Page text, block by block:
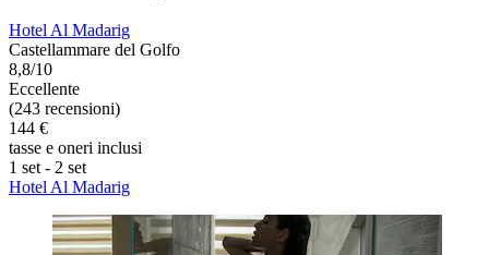
Hotel Al Madarig
Castellammare del Golfo
8,8/10
Eccellente
(243 recensioni)
144 €
tasse e oneri inclusi
1 set - 2 set
Hotel Al Madarig